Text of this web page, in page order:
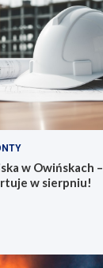
w Owińskach –
w sierpniu!